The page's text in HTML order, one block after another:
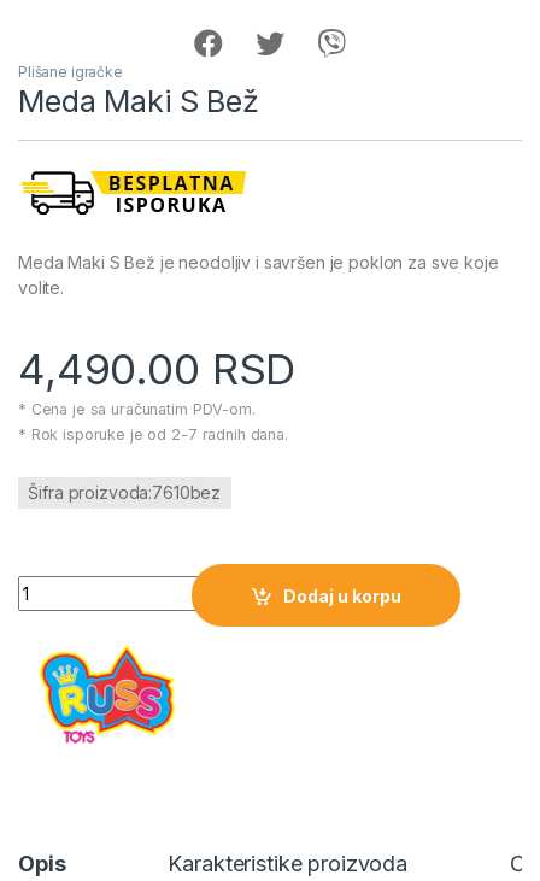
Plišane igračke
Meda Maki S Bež
Meda Maki S Bež je neodoljiv i savršen je poklon za sve koje
volite.
4,490.00 RSD
* Cena je sa uračunatim PDV-om.
* Rok isporuke je od 2-7 radnih dana.
Šifra proizvoda:7610bez
Meda Maki S Bež količina
Dodaj u korpu
Opis Karakteristike proizvoda